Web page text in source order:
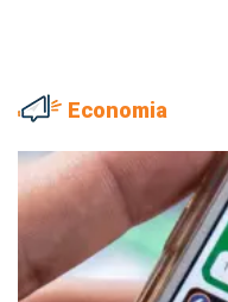
Economia